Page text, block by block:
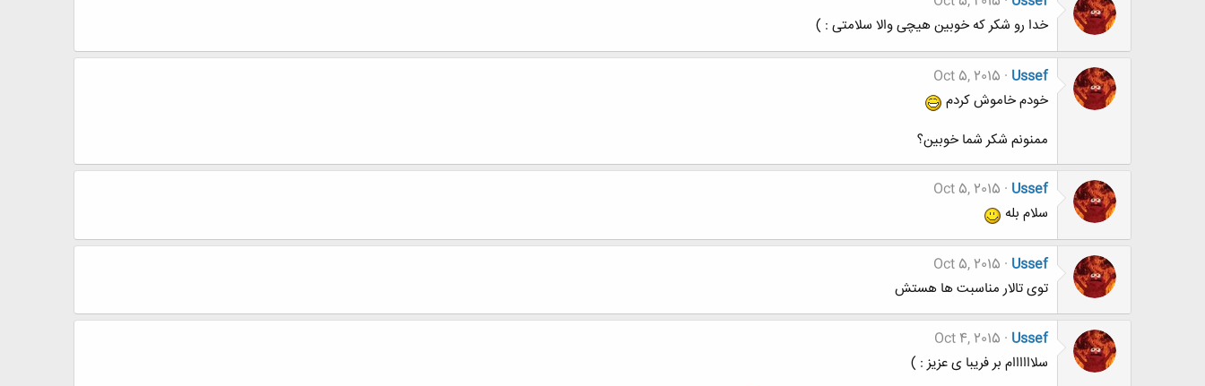
خدا رو شکر که خوبین هیچی والا سلامتی : )
Ussef
Oct 5, 2015
خودم خاموش کردم
ممنونم شکر شما خوبین؟
Ussef
Oct 5, 2015
سلام بله
Ussef
Oct 5, 2015
توی تالار مناسبت ها هستش
Ussef
Oct 4, 2015
سلاااااام بر فریبا ی عزیز : )